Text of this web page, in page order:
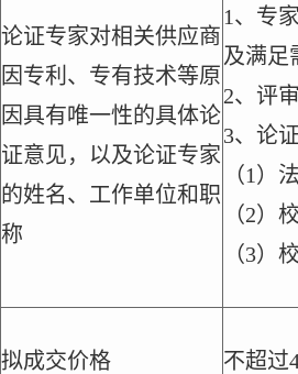
论证专家对相关供应商
因专利、专有技术等原
因具有唯一性的具体论
证意见，以及论证专家
的姓名、工作单位和职
称
1、专
及满足
2、评
3、论
（1 ）
（2）
（3）
拟成交价格 不超过